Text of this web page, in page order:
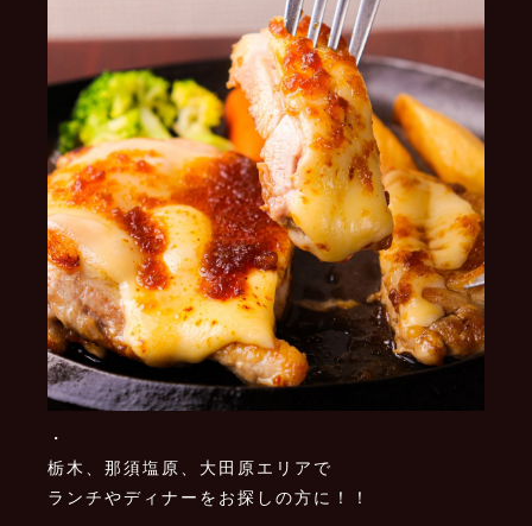
・
栃木、那須塩原、大田原エリアで
ランチやディナーをお探しの方に！！